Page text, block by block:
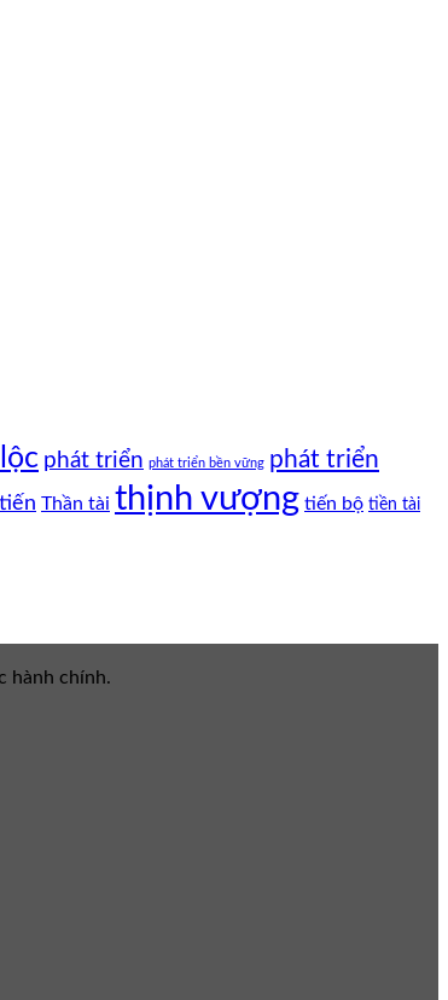
phát triển phát triển bền vững phát triển
Thần tài thịnh vượng tiến bộ tiền tài
hành chính.